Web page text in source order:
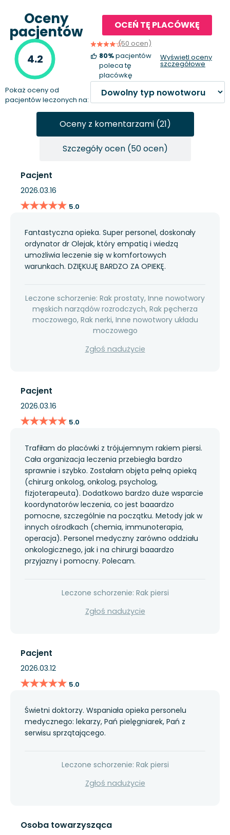
Oceny
pacjentów OCEŃ TĘ PLACÓWKĘ
4.2
(50 ocen)
80%pacjentów
poleca tę
placówkę
Wyświetl oceny
szczegółowe
Pokaż oceny od
pacjentów leczonych na:
Oceny z komentarzami (21)
Szczegóły ocen (50 ocen)
Pacjent
2026.03.16
★★★★★
★★★★★ 5.0
Fantastyczna opieka. Super personel, doskonały
ordynator dr Olejak, który empatią i wiedzą
umożliwia leczenie się w komfortowych
warunkach. DZIĘKUJĘ BARDZO ZA OPIEKĘ.
Leczone schorzenie: Rak prostaty, Inne nowotwory
męskich narządów rozrodczych, Rak pęcherza
moczowego, Rak nerki, Inne nowotwory układu
moczowego
Zgłoś nadużycie
Pacjent
2026.03.16
★★★★★
★★★★★ 5.0
Trafiłam do placówki z trójujemnym rakiem piersi.
Cała organizacja leczenia przebiegła bardzo
sprawnie i szybko. Zostałam objęta pełną opieką
(chirurg onkolog, onkolog, psycholog,
fizjoterapeuta). Dodatkowo bardzo duże wsparcie
koordynatorów leczenia, co jest baaardzo
pomocne, szczególnie na początku. Metody jak w
innych ośrodkach (chemia, immunoterapia,
operacja). Personel medyczny zarówno oddziału
onkologicznego, jak i na chirurgi baaardzo
przyjazny i pomocny. Polecam.
Leczone schorzenie: Rak piersi
Zgłoś nadużycie
Pacjent
2026.03.12
★★★★★
★★★★★ 5.0
Świetni doktorzy. Wspaniała opieka personelu
medycznego: lekarzy, Pań pielęgniarek, Pań z
serwisu sprzątającego.
Leczone schorzenie: Rak piersi
Zgłoś nadużycie
Osoba towarzysząca